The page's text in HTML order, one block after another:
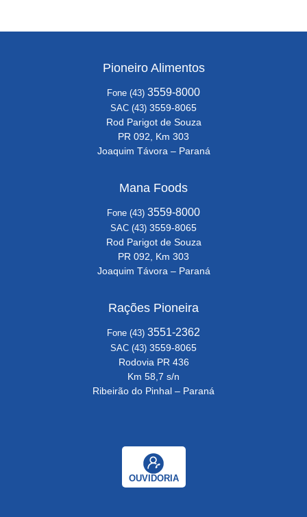
Pioneiro Alimentos
Fone (43) 3559-8000
SAC (43) 3559-8065
Rod Parigot de Souza
PR 092, Km 303
Joaquim Távora – Paraná
Mana Foods
Fone (43) 3559-8000
SAC (43) 3559-8065
Rod Parigot de Souza
PR 092, Km 303
Joaquim Távora – Paraná
Rações Pioneira
Fone (43) 3551-2362
SAC (43) 3559-8065
Rodovia PR 436
Km 58,7 s/n
Ribeirão do Pinhal – Paraná
OUVIDORIA